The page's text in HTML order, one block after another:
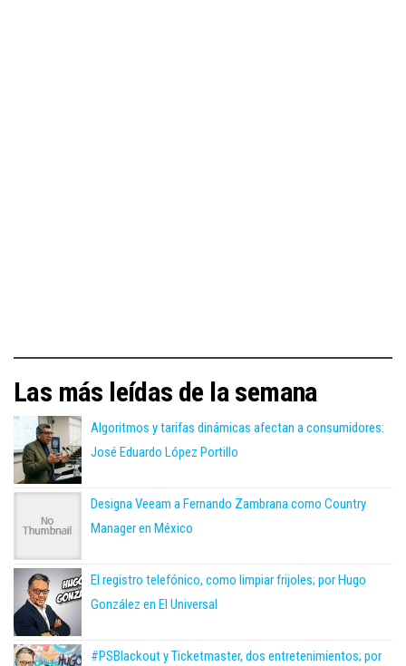
Las más leídas de la semana
Algoritmos y tarifas dinámicas afectan a consumidores:
José Eduardo López Portillo
Designa Veeam a Fernando Zambrana como Country
Manager en México
El registro telefónico, como limpiar frijoles; por Hugo
González en El Universal
#PSBlackout y Ticketmaster, dos entretenimientos; por